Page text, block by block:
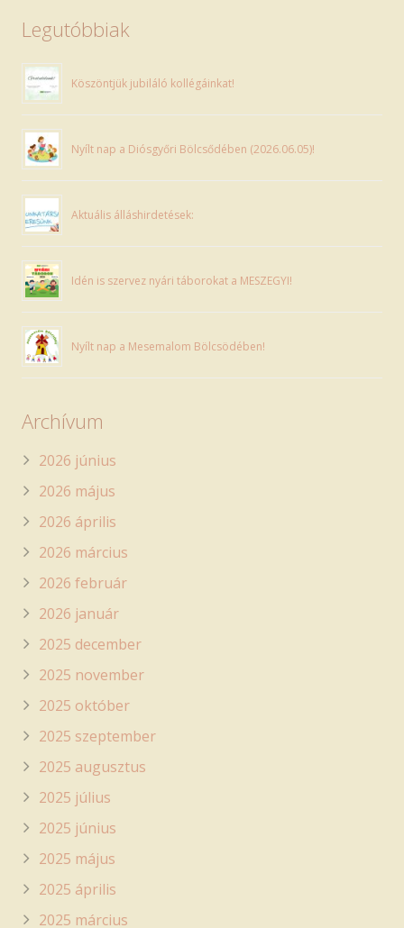
Legutóbbiak
Köszöntjük jubiláló kollégáinkat!
Nyílt nap a Diósgyőri Bölcsődében (2026.06.05)!
Aktuális álláshirdetések:
Idén is szervez nyári táborokat a MESZEGYI!
Nyílt nap a Mesemalom Bölcsödében!
Archívum
2026 június
2026 május
2026 április
2026 március
2026 február
2026 január
2025 december
2025 november
2025 október
2025 szeptember
2025 augusztus
2025 július
2025 június
2025 május
2025 április
2025 március